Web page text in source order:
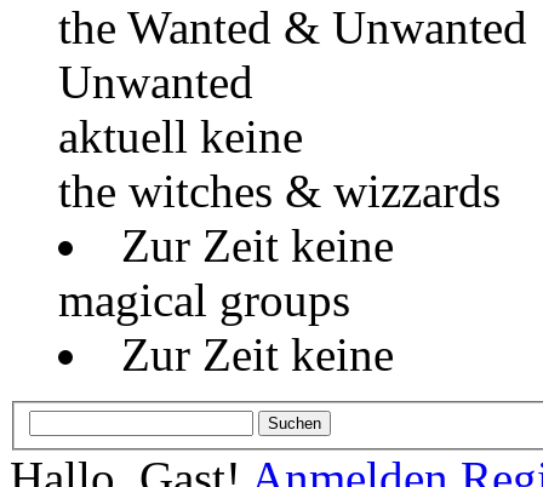
the Wanted & Unwanted
Unwanted
aktuell keine
the witches & wizzards
Zur Zeit keine
magical groups
Zur Zeit keine